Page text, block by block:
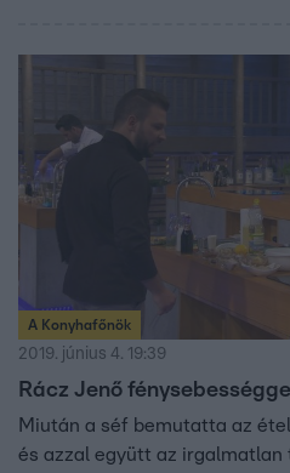
A Konyhafőnök
2019. június 4. 19:39
Rácz Jenő
Miután a séf bemutatta az
és azzal együtt az irgalmatlan